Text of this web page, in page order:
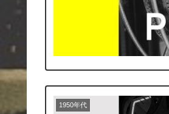
1950年代